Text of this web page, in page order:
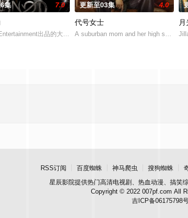
集 7.0
出品的大型剧集《KNOT The Series》承诺将带来无
更新至03集 4.0
代号女士
A suburban mom and her high school
RSS订阅 百度蜘蛛 神马爬虫 搜狗蜘蛛
星辰影院提供热门高清电视剧、热血动漫、搞笑
Copyright © 2022 007pf.com All
吉ICP备06175798